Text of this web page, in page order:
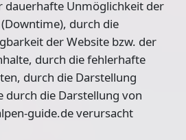
dauerhafte Unmöglichkeit der
durch die
der Website bzw. der
durch die fehlerhafte
durch die Darstellung
die Darstellung von
guide.de verursacht